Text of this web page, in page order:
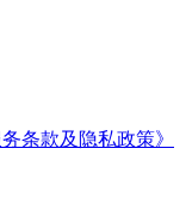
务条款及隐私政策》